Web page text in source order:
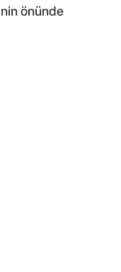
önünde